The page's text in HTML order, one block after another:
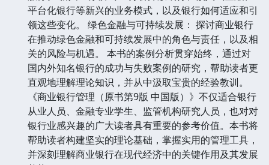
平台化银行等新兴的业务模式，以及银行如何适应和引
领这些变化。 绿色金融与可持续发展： 探讨商业银行
在推动绿色金融和可持续发展中的角色与责任，以及相
关的风险与机遇。 本书的案例分析贯穿始终，通过对
国内外知名银行的成功与失败案例的研究，帮助读者更
直观地理解理论知识，并从中汲取宝贵的经验教训。
《商业银行管理（原书第9版 中国版）》不仅适合银行
从业人员、金融专业学生、监管机构研究人员，也对对
银行业感兴趣的广大读者具有重要的参考价值。本书将
帮助读者构建坚实的理论基础，掌握实用的管理工具，
并深刻理解商业银行在现代经济中的关键作用及其发展